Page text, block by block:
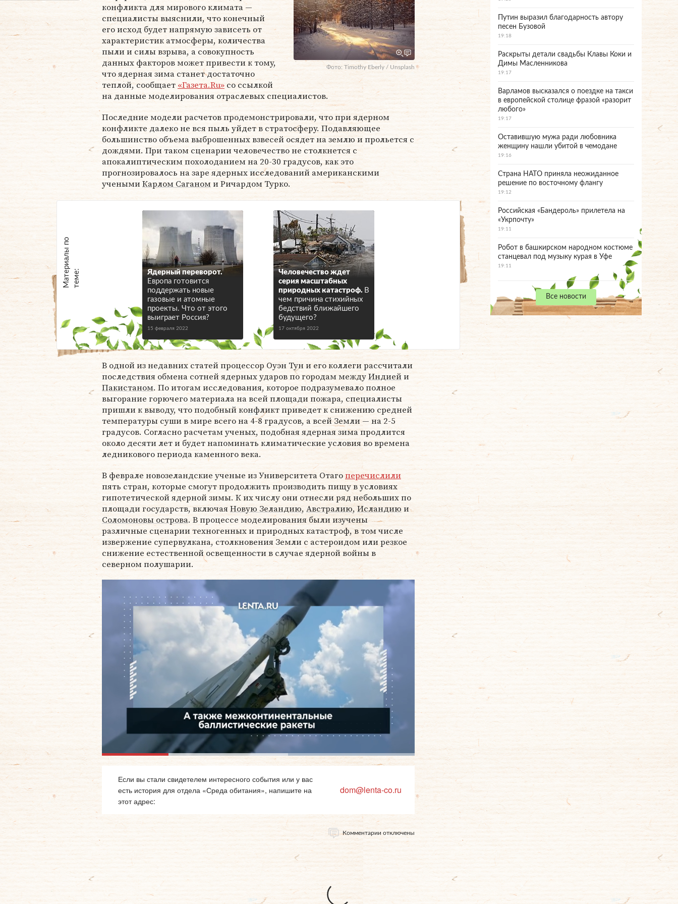
Фото: Timothy Eberly / Unsplash
конфликта для мирового климата —
специалисты выяснили, что конечный
его исход будет напрямую зависеть от
характеристик атмосферы, количества
пыли и силы взрыва, а совокупность
данных факторов может привести к тому,
что ядерная зима станет достаточно
теплой, сообщает «Газета.Ru» со ссылкой
на данные моделирования отраслевых специалистов.
Последние модели расчетов продемонстрировали, что при ядерном
конфликте далеко не вся пыль уйдет в стратосферу. Подавляющее
большинство объема выброшенных взвесей осядет на землю и прольется с
дождями. При таком сценарии человечество не столкнется с
апокалиптическим похолоданием на 20-30 градусов, как это
прогнозировалось на заре ядерных исследований американскими
ученымиКарлом Саганоми Ричардом Турко.
М
а
т е
р
и
а
л
ы
п
о
т
е
м
е :
Ядерный переворот.
Европа готовится
поддержать новые
газовые и атомные
проекты. Что от этого
выиграет Россия?
15 февраля 2022
Человечество ждет
серия масштабных
природных катастроф. В
чем причина стихийных
бедствий ближайшего
будущего?
17 октября 2022
В одной из недавних статей процессор Оуэн Тун и его коллеги рассчитали
последствия обмена сотней ядерных ударов по городам междуИндиейи
Пакистаном. По итогам исследования, которое подразумевало полное
выгорание горючего материала на всей площади пожара, специалисты
пришли к выводу, что подобный конфликт приведет к снижению средней
температуры суши в мире всего на 4-8 градусов, а всей Земли — на 2-5
градусов. Согласно расчетам ученых, подобная ядерная зима продлится
около десяти лет и будет напоминать климатические условия во времена
ледникового периода каменного века.
В феврале новозеландские ученые из Университета Отагоперечислили
пять стран, которые смогут продолжить производить пищу в условиях
гипотетической ядерной зимы. К их числу они отнесли ряд небольших по
площади государств, включаяНовую Зеландию, Австралию,Исландиюи
Соломоновы острова. В процессе моделирования были изучены
различные сценарии техногенных и природных катастроф, в том числе
извержение супервулкана, столкновения Земли с астероидом или резкое
снижение естественной освещенности в случае ядерной войны в
северном полушарии.
Если вы стали свидетелем интересного события или у вас
есть история для отдела «Среда обитания», напишите на
этот адрес:
dom@lenta-co.ru
Комментарии отключены
Путин выразил благодарность автору
песен Бузовой
19:18
Раскрыты детали свадьбы Клавы Коки и
Димы Масленникова
19:17
Варламов высказался о поездке на такси
в европейской столице фразой «разорит
любого»
19:17
Оставившую мужа ради любовника
женщину нашли убитой в чемодане
19:16
Страна НАТО приняла неожиданное
решение по восточному флангу
19:12
Российская «Бандероль» прилетела на
«Укрпочту»
19:11
Робот в башкирском народном костюме
станцевал под музыку курая в Уфе
19:11
Все новости